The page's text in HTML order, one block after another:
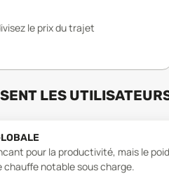
le prix du trajet
LES
pour la productivité, mais le
notable sous charge.